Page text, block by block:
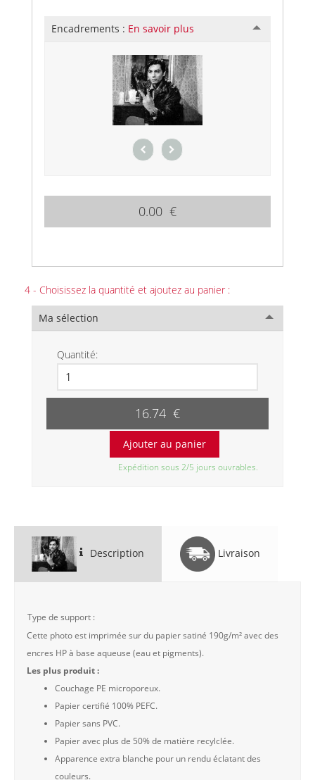
Encadrements : En savoir plus
0.00 €
4 - Choisissez la quantité et ajoutez au panier :
Ma sélection
Quantité:
16.74 €
Expédition sous 2/5 jours ouvrables.
Description Livraison
Type de support :
Cette photo est imprimée sur du papier satiné 190g/m² avec des
encres HP à base aqueuse (eau et pigments).
Les plus produit :
Couchage PE microporeux.
Papier certifié 100% PEFC.
Papier sans PVC.
Papier avec plus de 50% de matière recylclée.
Apparence extra blanche pour un rendu éclatant des
couleurs.